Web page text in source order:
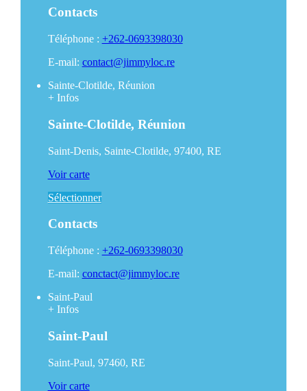
Contacts
Téléphone : +262-0693398030
E-mail: contact@jimmyloc.re
Sainte-Clotilde, Réunion
+Infos
Sainte-Clotilde, Réunion
Saint-Denis, Sainte-Clotilde, 97400, RE
Voir carte
Sélectionner
Contacts
Téléphone : +262-0693398030
E-mail: conctact@jimmyloc.re
Saint-Paul
+Infos
Saint-Paul
Saint-Paul, 97460, RE
Voir carte